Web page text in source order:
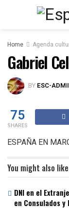
Home Agenda
Gabriel
BY ESC-
75
SHARES
ESPAÑA EN
You might also like
DNI en el
en Consulados y